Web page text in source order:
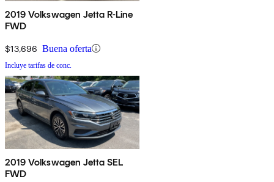
2019 Volkswagen Jetta R-Line
FWD
$13,696 Buena oferta
Incluye tarifas de conc.
2019 Volkswagen Jetta SEL
FWD